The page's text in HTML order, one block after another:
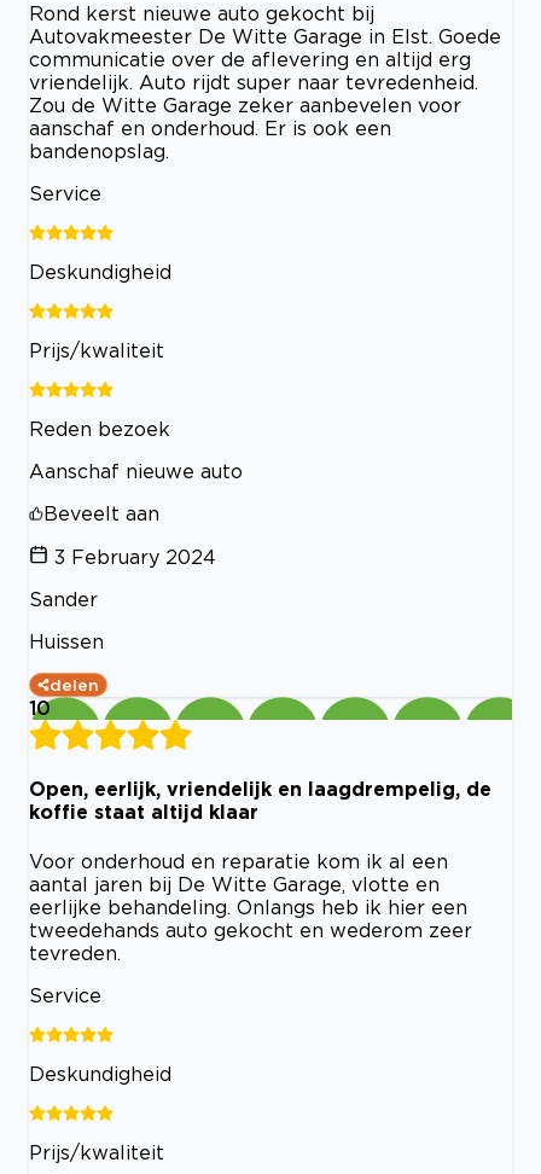
Rond kerst nieuwe auto gekocht bij
Autovakmeester De Witte Garage in Elst. Goede
communicatie over de aflevering en altijd erg
vriendelijk. Auto rijdt super naar tevredenheid.
Zou de Witte Garage zeker aanbevelen voor
aanschaf en onderhoud. Er is ook een
bandenopslag.
Service
Deskundigheid
Prijs/kwaliteit
Reden bezoek
Aanschaf nieuwe auto
Beveelt aan
3 February 2024
Sander
Huissen
delen
10
Open, eerlijk, vriendelijk en laagdrempelig, de
koffie staat altijd klaar
Voor onderhoud en reparatie kom ik al een
aantal jaren bij De Witte Garage, vlotte en
eerlijke behandeling. Onlangs heb ik hier een
tweedehands auto gekocht en wederom zeer
tevreden.
Service
Deskundigheid
Prijs/kwaliteit